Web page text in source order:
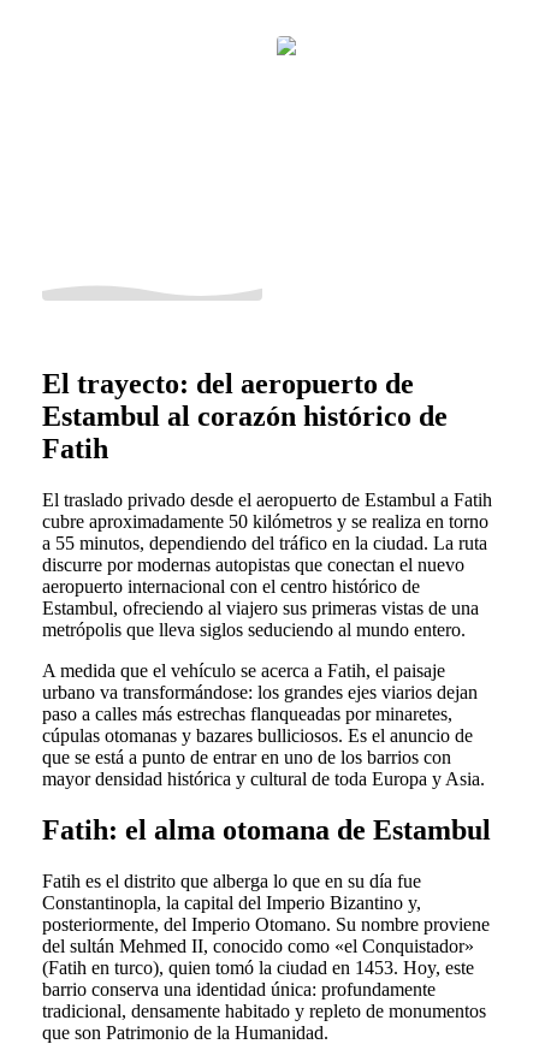
El trayecto: del aeropuerto de
Estambul al corazón histórico de
Fatih
El traslado privado desde el aeropuerto de Estambul a Fatih
cubre aproximadamente 50 kilómetros y se realiza en torno
a 55 minutos, dependiendo del tráfico en la ciudad. La ruta
discurre por modernas autopistas que conectan el nuevo
aeropuerto internacional con el centro histórico de
Estambul, ofreciendo al viajero sus primeras vistas de una
metrópolis que lleva siglos seduciendo al mundo entero.
A medida que el vehículo se acerca a Fatih, el paisaje
urbano va transformándose: los grandes ejes viarios dejan
paso a calles más estrechas flanqueadas por minaretes,
cúpulas otomanas y bazares bulliciosos. Es el anuncio de
que se está a punto de entrar en uno de los barrios con
mayor densidad histórica y cultural de toda Europa y Asia.
Fatih: el alma otomana de Estambul
Fatih es el distrito que alberga lo que en su día fue
Constantinopla, la capital del Imperio Bizantino y,
posteriormente, del Imperio Otomano. Su nombre proviene
del sultán Mehmed II, conocido como «el Conquistador»
(Fatih en turco), quien tomó la ciudad en 1453. Hoy, este
barrio conserva una identidad única: profundamente
tradicional, densamente habitado y repleto de monumentos
que son Patrimonio de la Humanidad.